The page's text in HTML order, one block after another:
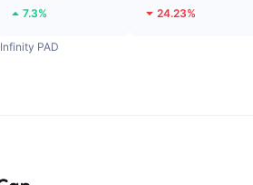
7.3% 24.23%
Infinity PAD